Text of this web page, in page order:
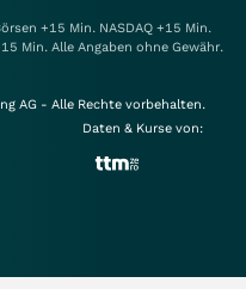
+15 Min. NASDAQ +15 Min.
Min. Alle Angaben ohne Gewähr.
AG - Alle Rechte vorbehalten.
Daten & Kurse von: